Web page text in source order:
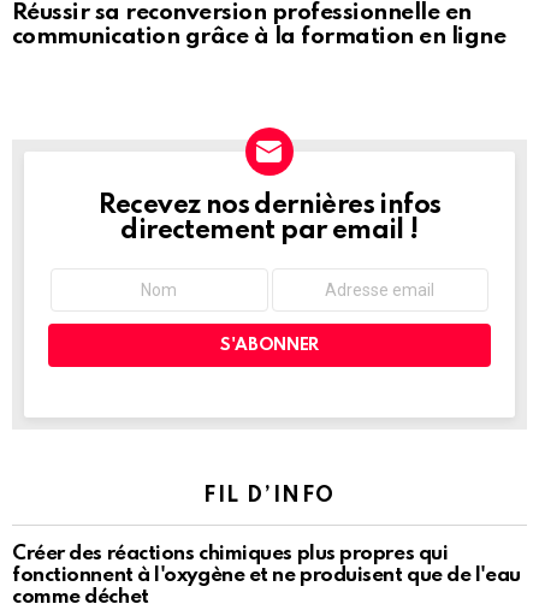
Réussir sa reconversion professionnelle en
communication grâce à la formation en ligne
NEWSLETTER
Recevez nos dernières infos
directement par email !
FIL D’INFO
Créer des réactions chimiques plus propres qui
fonctionnent à l'oxygène et ne produisent que de l'eau
comme déchet